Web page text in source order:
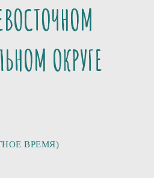
ОКРУГЕ
ВРЕМЯ)